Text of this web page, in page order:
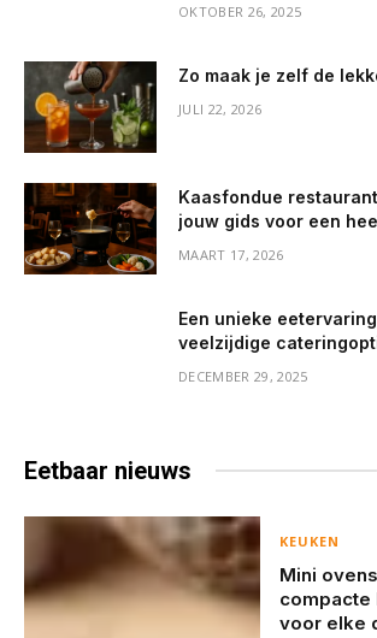
OKTOBER 26, 2025
Zo maak je zelf de
JULI 22, 2026
Kaasfondue
jouw gids voor een
MAART 17, 2026
Een unieke
veelzijdige
DECEMBER 29, 2025
Eetbaar nieuws
KEUKEN
Mini
voor elke